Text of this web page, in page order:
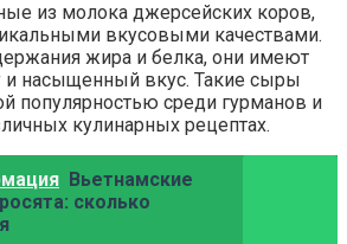
из молока джерсейских коров,
вкусовыми качествами.
жира и белка, они имеют
и насыщенный вкус. Такие сыры
популярностью среди гурманов и
кулинарных рецептах.
Вьетнамские
сколько